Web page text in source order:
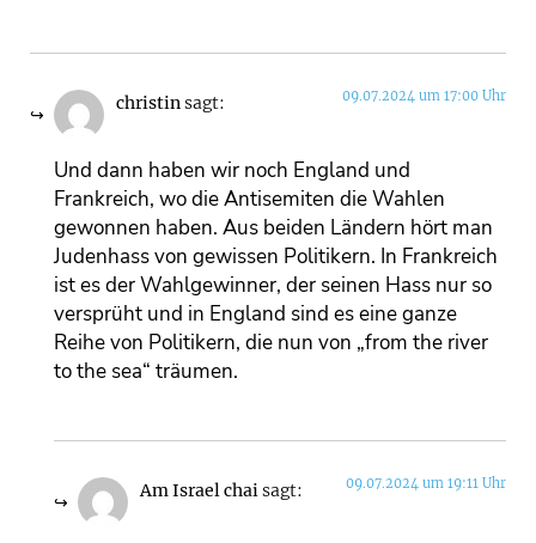
christinsagt: 09.07.2024 um 17:00 Uhr
Und dann haben wir noch England und
Frankreich, wo die Antisemiten die Wahlen
gewonnen haben. Aus beiden Ländern hört man
Judenhass von gewissen Politikern. In Frankreich
ist es der Wahlgewinner, der seinen Hass nur so
versprüht und in England sind es eine ganze
Reihe von Politikern, die nun von „from the river
to the sea“ träumen.
Am Israel chaisagt: 09.07.2024 um 19:11 Uhr